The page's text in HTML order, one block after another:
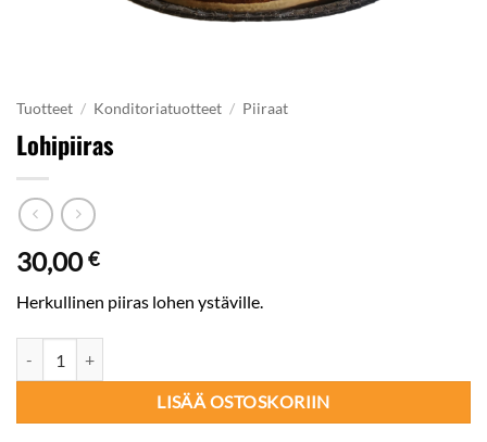
Tuotteet / Konditoriatuotteet / Piiraat
Lohipiiras
30,00€
Herkullinen piiras lohen ystäville.
LISÄÄ OSTOSKORIIN